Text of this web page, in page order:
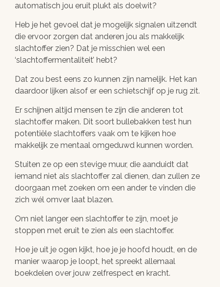
automatisch jou eruit plukt als doelwit?
Heb je het gevoel dat je mogelijk signalen uitzendt
die ervoor zorgen dat anderen jou als makkelijk
slachtoffer zien? Dat je misschien wel een
‘slachtoffermentaliteit’ hebt?
Dat zou best eens zo kunnen zijn namelijk. Het kan
daardoor lijken alsof er een schietschijf op je rug zit.
Er schijnen altijd mensen te zijn die anderen tot
slachtoffer maken. Dit soort bullebakken test hun
potentiële slachtoffers vaak om te kijken hoe
makkelijk ze mentaal omgeduwd kunnen worden.
Stuiten ze op een stevige muur, die aanduidt dat
iemand niet als slachtoffer zal dienen, dan zullen ze
doorgaan met zoeken om een ander te vinden die
zich wél omver laat blazen.
Om niet langer een slachtoffer te zijn, moet je
stoppen met eruit te zien als een slachtoffer.
Hoe je uit je ogen kijkt, hoe je je hoofd houdt, en de
manier waarop je loopt, het spreekt allemaal
boekdelen over jouw zelfrespect en kracht.